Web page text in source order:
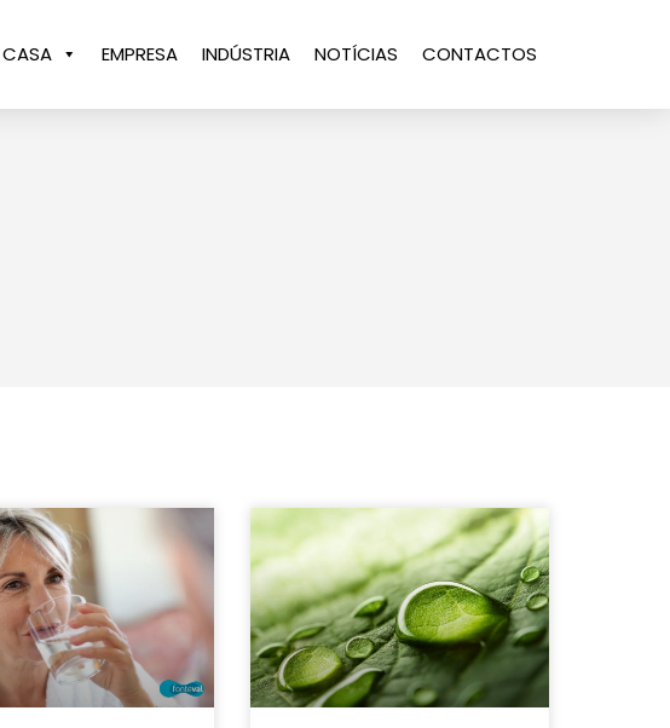
CASA EMPRESA INDÚSTRIA NOTÍCIAS CONTACTOS